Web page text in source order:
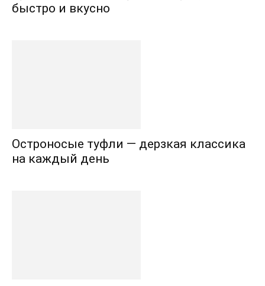
быстро и вкусно
Остроносые туфли — дерзкая классика
на каждый день